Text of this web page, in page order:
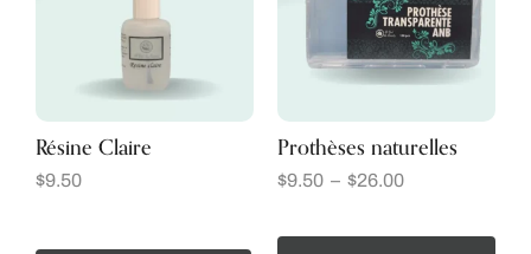
Résine Claire
$9.50
Prothèses naturelles
$9.50 – $26.00